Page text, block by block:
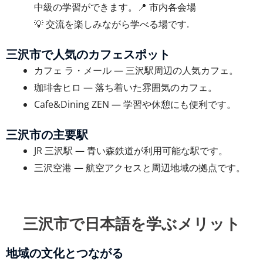
中級の学習ができます。📍 市内各会場
💡 交流を楽しみながら学べる場です.
三沢市で人気のカフェスポット
カフェ ラ・メール — 三沢駅周辺の人気カフェ。
珈琲舎ヒロ — 落ち着いた雰囲気のカフェ。
Cafe&Dining ZEN — 学習や休憩にも便利です。
三沢市の主要駅
JR 三沢駅 — 青い森鉄道が利用可能な駅です。
三沢空港 — 航空アクセスと周辺地域の拠点です。
三沢市で日本語を学ぶメリット
地域の文化とつながる